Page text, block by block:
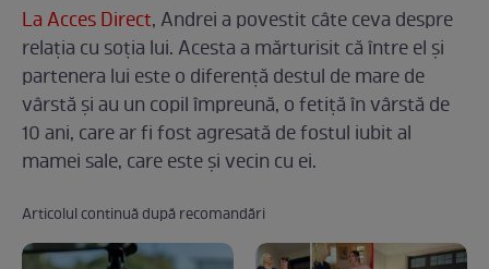
La Acces Direct, Andrei a povestit câte ceva despre
relația cu soția lui. Acesta a mărturisit că între el și
partenera lui este o diferență destul de mare de
vârstă și au un copil împreună, o fetiță în vârstă de
10 ani, care ar fi fost agresată de fostul iubit al
mamei sale, care este și vecin cu ei.
Articolul continuă după recomandări